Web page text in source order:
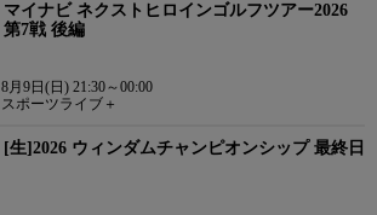
マイナビ ネクストヒロインゴルフツアー2026
第7戦 後編
8月9日(日) 21:30～00:00
スポーツライブ＋
[生]2026 ウィンダムチャンピオンシップ 最終日